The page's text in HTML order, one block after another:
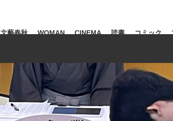
文藝春秋 WOMAN CINEMA 読書 コミック
#森岡毅 #城彰二 #内田有紀
#松田聖子